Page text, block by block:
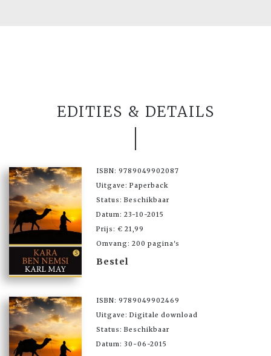
EDITIES & DETAILS
ISBN: 9789049902087
Uitgave: Paperback
Status: Beschikbaar
Datum: 23-10-2015
Prijs: € 21,99
Omvang: 200 pagina's
Bestel
ISBN: 9789049902469
Uitgave: Digitale download
Status: Beschikbaar
Datum: 30-06-2015